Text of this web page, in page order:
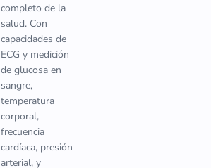
completo de la
salud. Con
capacidades de
ECG y medición
de glucosa en
sangre,
temperatura
corporal,
frecuencia
cardíaca, presión
arterial, y